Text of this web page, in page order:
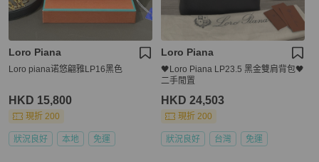
Loro Piana
Loro piana诺悠翩雅LP16黑色
HKD 15,800
現折 200
狀況良好 本地 免運
Loro Piana
🖤Loro Piana LP23.5 黑金雙肩背包🖤
二手閒置
HKD 24,503
現折 200
狀況良好 台灣 免運